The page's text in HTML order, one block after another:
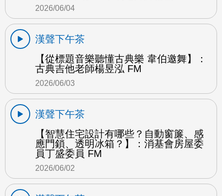
2026/06/04
漢聲下午茶
【從標題音樂聽懂古典樂 韋伯邀舞】：
古典吉他老師楊昱泓 FM
2026/06/03
漢聲下午茶
【智慧住宅設計有哪些？自動窗簾、感
應門鎖、透明冰箱？】：消基會房屋委
員丁盛委員 FM
2026/06/02